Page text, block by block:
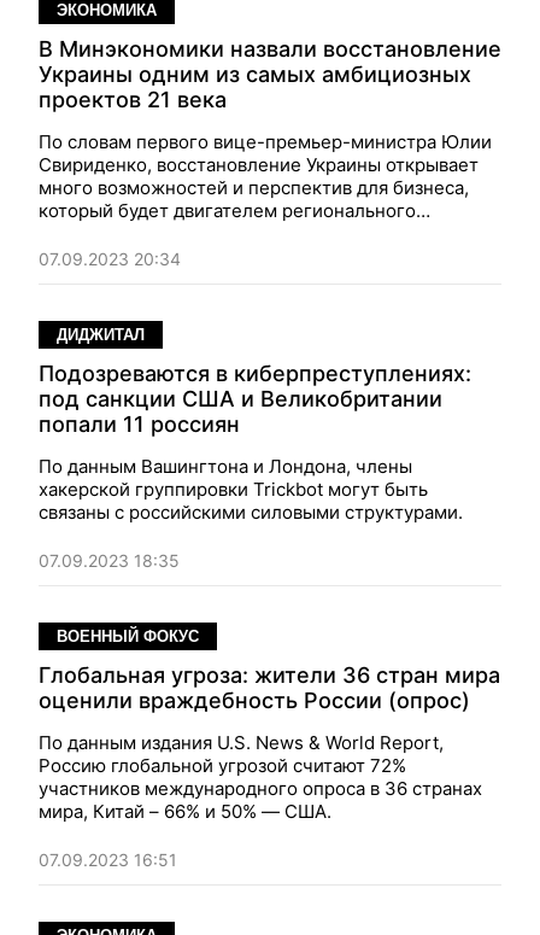
ЭКОНОМИКА
В Минэкономики назвали восстановление
Украины одним из самых амбициозных
проектов 21 века
По словам первого вице-премьер-министра Юлии
Свириденко, восстановление Украины открывает
много возможностей и перспектив для бизнеса,
который будет двигателем регионального
07.09.2023 20:34
ДИДЖИТАЛ
Подозреваются в киберпреступлениях:
под санкции США и Великобритании
попали 11 россиян
По данным Вашингтона и Лондона, члены
хакерской группировки Trickbot могут быть
связаны с российскими силовыми структурами.
07.09.2023 18:35
ВОЕННЫЙ ФОКУС
Глобальная угроза: жители 36 стран мира
оценили враждебность России (опрос)
По данным издания U.S. News & World Report,
Россию глобальной угрозой считают 72%
участников международного опроса в 36 странах
мира, Китай – 66% и 50% — США.
07.09.2023 16:51